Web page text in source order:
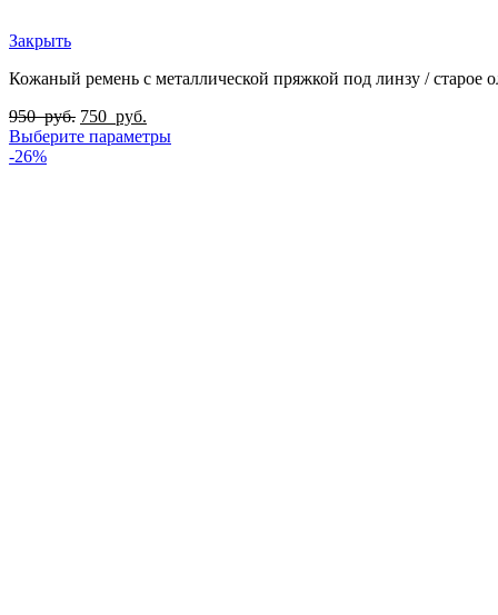
Закрыть
Кожаный ремень с металлической пряжкой под линзу / старое
950руб. 750 руб.
Выберите параметры
-26%